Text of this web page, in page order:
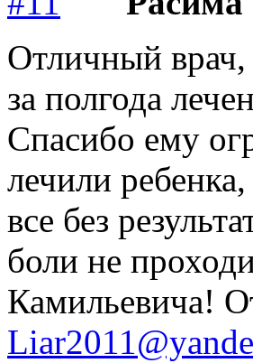
Отличный врач,
за полгода
Спасибо ему
лечили
все без
боли не
Камильевича!